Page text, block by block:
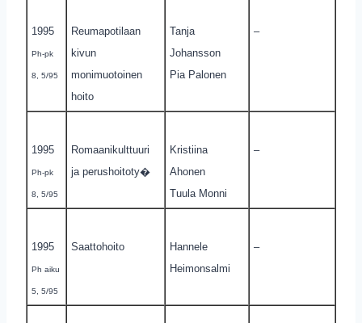
1995
Ph-pk
8, 5/95
Reumapotilaan
kivun
monimuotoinen
hoito
Tanja
Johansson
Pia Palonen
–
1995
Ph-pk
8, 5/95
Romaanikulttuuri
ja perushoitoty�
Kristiina
Ahonen
Tuula Monni
–
1995
Ph aiku
5, 5/95
Saattohoito
Hannele
Heimonsalmi
–